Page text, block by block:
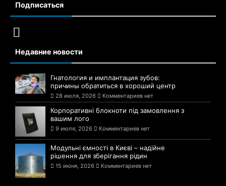
Подписаться
Недавние новости
Гнатология и имплантация зубов:
причины обратиться в хороший центр
28 июля, 2026 Комментариев нет
Корпоративні блокноти під замовлення з
вашим лого
9 июля, 2026 Комментариев нет
Модульні ємності в Києві – надійне
рішення для зберігання рідин
15 июня, 2026 Комментариев нет